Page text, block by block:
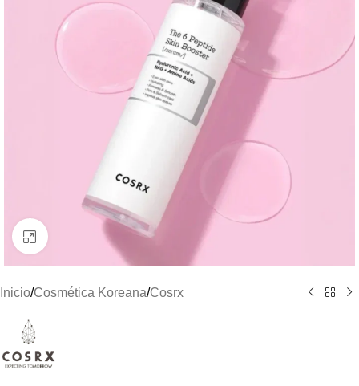
Clic para ampliar
Inicio/Cosmética Koreana/Cosrx